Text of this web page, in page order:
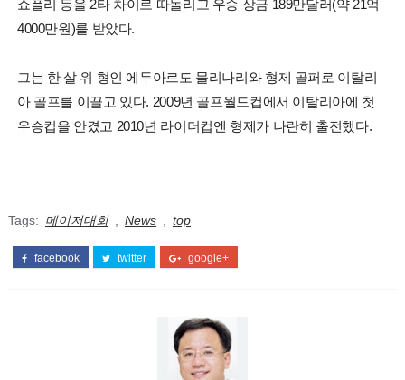
쇼플리 등을 2타 차이로 따돌리고 우승 상금 189만달러(약 21억
4000만원)를 받았다.
그는 한 살 위 형인 에두아르도 몰리나리와 형제 골퍼로 이탈리
아 골프를 이끌고 있다. 2009년 골프월드컵에서 이탈리아에 첫
우승컵을 안겼고 2010년 라이더컵엔 형제가 나란히 출전했다.
Tags: 메이저대회 News top
facebook twitter google+